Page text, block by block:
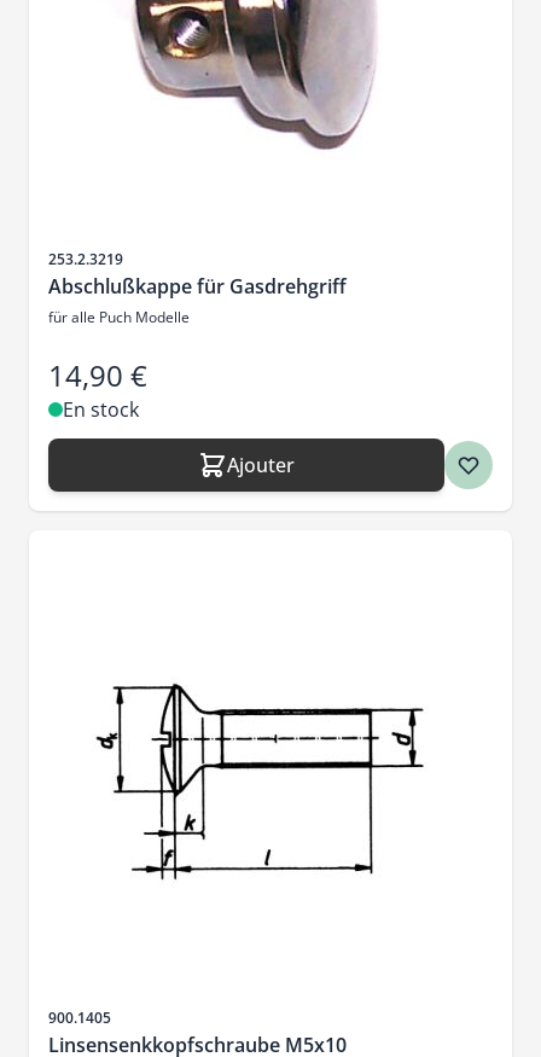
SKU
253.2.3219
Abschlußkappe für Gasdrehgriff
für alle Puch Modelle
14,90 €
En stock
Ajouter
SKU
900.1405
Linsensenkkopfschraube M5x10